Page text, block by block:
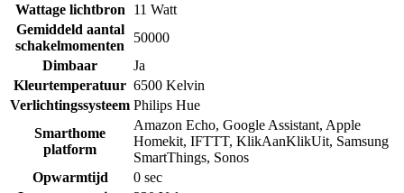
Wattage lichtbron
11 Watt
Gemiddeld aantal
schakelmomenten
50000
Dimbaar
Ja
Kleurtemperatuur 6500 Kelvin
Verlichtingssysteem Philips Hue
Smarthome
platform
Amazon Echo, Google Assistant, Apple
Homekit, IFTTT, KlikAanKlikUit, Samsung
SmartThings, Sonos
Opwarmtijd
0 sec